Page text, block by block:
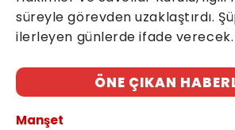
süreyle görevden uzaklaştırdı.
ilerleyen günlerde ifade verecek.
ÖNE ÇIKAN
Manşet